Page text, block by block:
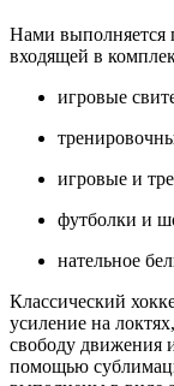
Нами
входящей в
игровые
игровые и
футболки и
нательное
Классический
усиление на
свободу движения
помощью